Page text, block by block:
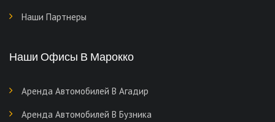
Наши Партнеры
Наши Офисы В Марокко
Аренда Автомобилей В Агадир
Аренда Автомобилей В Бузника